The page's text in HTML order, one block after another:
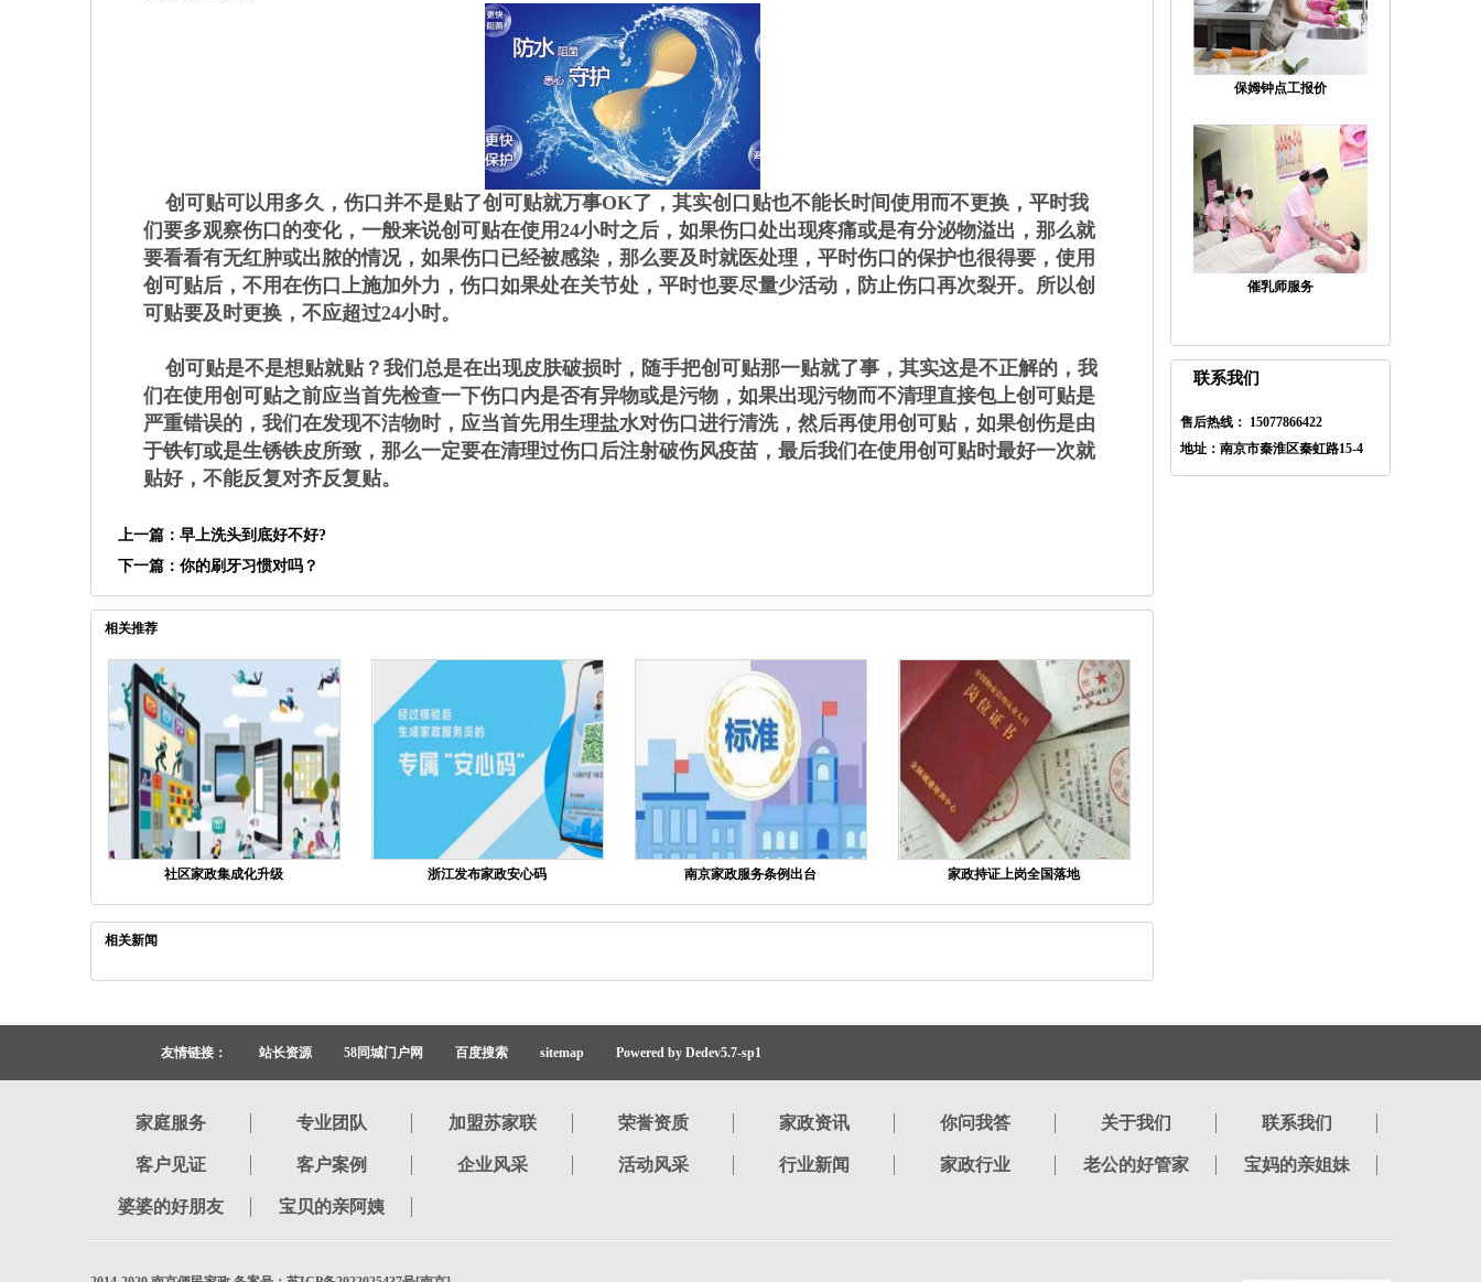
保姆钟点工报价
催乳师服务
联系我们
售后热线： 15077866422
地址：南京市秦淮区秦虹路15-4
创可贴可以用多久，伤口并不是贴了创可贴就万事OK了，其实创口贴也不能长时间使用而不更换，平时我
们要多观察伤口的变化，一般来说创可贴在使用24小时之后，如果伤口处出现疼痛或是有分泌物溢出，那么就
要看看有无红肿或出脓的情况，如果伤口已经被感染，那么要及时就医处理，平时伤口的保护也很得要，使用
创可贴后，不用在伤口上施加外力，伤口如果处在关节处，平时也要尽量少活动，防止伤口再次裂开。所以创
可贴要及时更换，不应超过24小时。
创可贴是不是想贴就贴？我们总是在出现皮肤破损时，随手把创可贴那一贴就了事，其实这是不正解的，我
们在使用创可贴之前应当首先检查一下伤口内是否有异物或是污物，如果出现污物而不清理直接包上创可贴是
严重错误的，我们在发现不洁物时，应当首先用生理盐水对伤口进行清洗，然后再使用创可贴，如果创伤是由
于铁钉或是生锈铁皮所致，那么一定要在清理过伤口后注射破伤风疫苗，最后我们在使用创可贴时最好一次就
贴好，不能反复对齐反复贴。
上一篇： 早上洗头到底好不好?
下一篇： 你的刷牙习惯对吗？
相关推荐
社区家政集成化升级 浙江发布家政安心码 南京家政服务条例出台 家政持证上岗全国落地
相关新闻
友情链接： 站长资源 58同城门户网 百度搜索 sitemap Powered by Dedev5.7-sp1
家庭服务 专业团队 加盟苏家联 荣誉资质 家政资讯 你问我答 关于我们 联系我们
客户见证 客户案例 企业风采 活动风采 行业新闻 家政行业 老公的好管家 宝妈的亲姐妹
婆婆的好朋友 宝贝的亲阿姨